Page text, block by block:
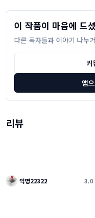
이 작품이 마음에 드
다른 독자들과 이야기 나누
커
앱
리뷰
익명22322 3.0